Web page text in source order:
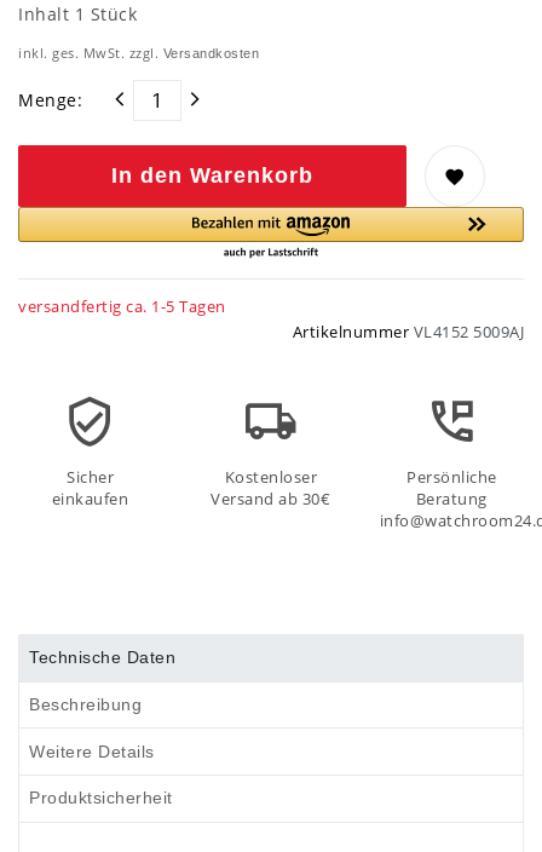
Inhalt 1 Stück
inkl. ges. MwSt. zzgl. Versandkosten
Menge:
In den Warenkorb
versandfertig ca. 1-5 Tagen
Artikelnummer VL4152 5009AJ
Sicher
einkaufen
Kostenloser
Versand ab 30€
Persönliche
Beratung
Technische Daten
Beschreibung
Weitere Details
Produktsicherheit